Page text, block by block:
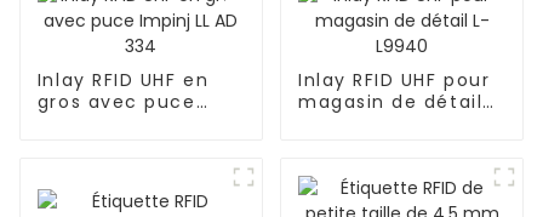
Inlay RFID UHF en
gros avec puce
Inlay RFID UHF pour
magasin de détail